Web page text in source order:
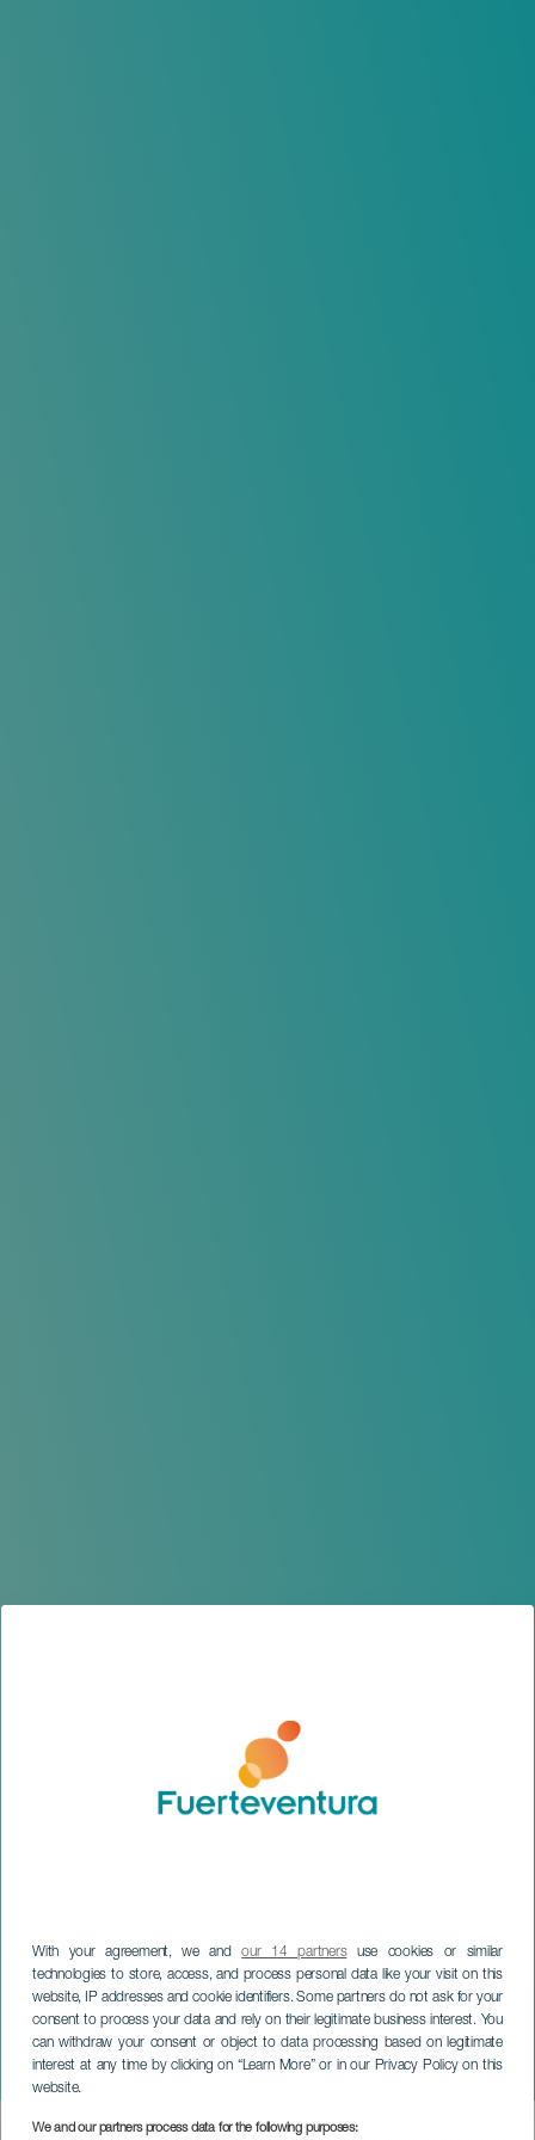
With your agreement, we andour 14 partnersuse cookies or similar
technologies to store, access, and process personal data like your visit on this
website, IP addresses and cookie identifiers. Some partners do not ask for your
consent to process your data and rely on their legitimate business interest. You
can withdraw your consent or object to data processing based on legitimate
interest at any time by clicking on “Learn More” or in our Privacy Policy on this
website.
We and our partners process data for the following purposes:
De reizen van Flip
FUERTEVENTURA
Imagen